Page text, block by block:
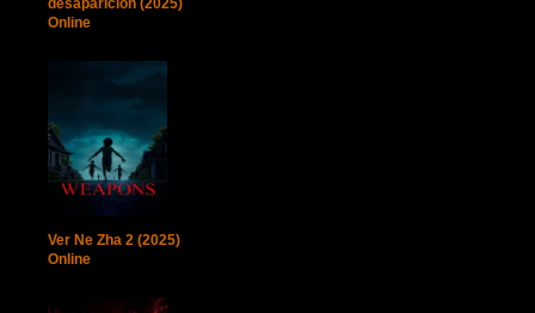
Online
Ver Ne Zha 2 (2025)
Online